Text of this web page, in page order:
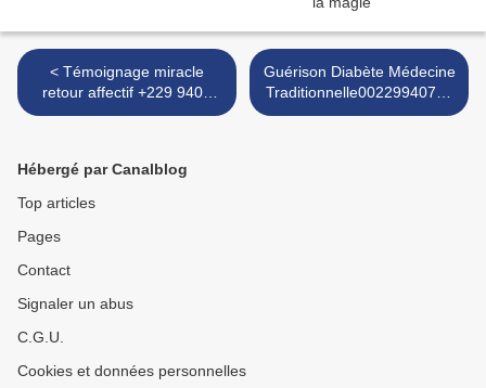
< Témoignage miracle
retour affectif +229 9407
4239
Guérison Diabète Médecine
Traditionnelle00229940742
39 >
Hébergé par Canalblog
Top articles
Pages
Contact
Signaler un abus
C.G.U.
Cookies et données personnelles